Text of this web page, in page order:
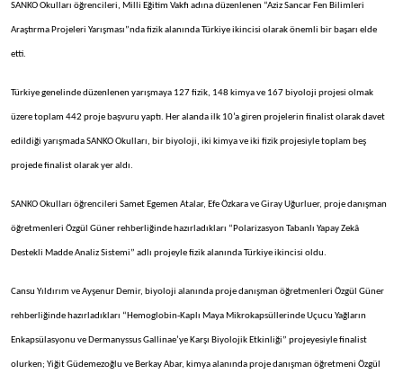
SANKO Okulları öğrencileri, Milli Eğitim Vakfı adına düzenlenen “Aziz Sancar Fen Bilimleri
Araştırma Projeleri Yarışması”nda fizik alanında Türkiye ikincisi olarak önemli bir başarı elde
etti.
Türkiye genelinde düzenlenen yarışmaya 127 fizik, 148 kimya ve 167 biyoloji projesi olmak
üzere toplam 442 proje başvuru yaptı. Her alanda ilk 10’a giren projelerin finalist olarak davet
edildiği yarışmada SANKO Okulları, bir biyoloji, iki kimya ve iki fizik projesiyle toplam beş
projede finalist olarak yer aldı.
SANKO Okulları öğrencileri Samet Egemen Atalar, Efe Özkara ve Giray Uğurluer, proje danışman
öğretmenleri Özgül Güner rehberliğinde hazırladıkları “Polarizasyon Tabanlı Yapay Zekâ
Destekli Madde Analiz Sistemi” adlı projeyle fizik alanında Türkiye ikincisi oldu.
Cansu Yıldırım ve Ayşenur Demir, biyoloji alanında proje danışman öğretmenleri Özgül Güner
rehberliğinde hazırladıkları “Hemoglobin-Kaplı Maya Mikrokapsüllerinde Uçucu Yağların
Enkapsülasyonu ve Dermanyssus Gallinae’ye Karşı Biyolojik Etkinliği” projeyesiyle finalist
olurken; Yiğit Güdemezoğlu ve Berkay Abar, kimya alanında proje danışman öğretmeni Özgül